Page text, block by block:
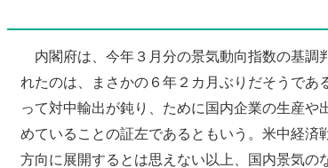
内閣府は、今年３月分の景気動向指数の基調
れたのは、まさかの６年２カ月ぶりだそうで
って対中輸出が鈍り、ために国内企業の生産
めていることの証左であるともいう。米中経
方向に展開するとは思えない以上、国内景気